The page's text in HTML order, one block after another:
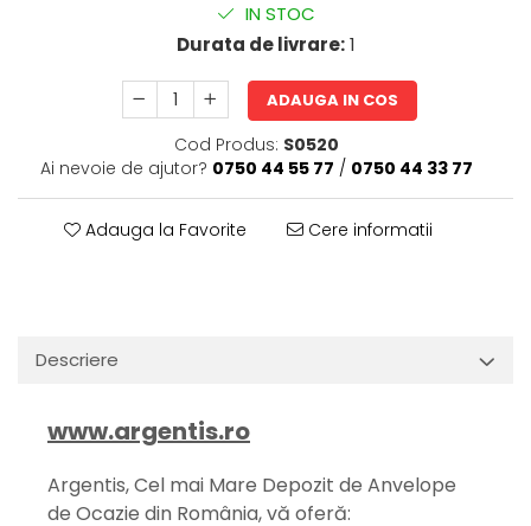
IN STOC
Durata de livrare:1
ADAUGA IN COS
Cod Produs: S0520
Ai nevoie de ajutor? 0750 44 55 77 / 0750 44 33 77
Adauga la Favorite Cere informatii
Descriere
www.argentis.ro
Argentis, Cel mai Mare Depozit de Anvelope
de Ocazie din România, vă oferă: